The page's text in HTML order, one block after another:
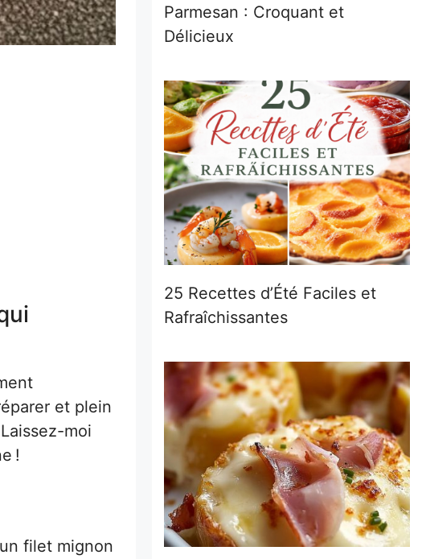
et plein
moi
!
filet mignon
Parmesan : Croquant et
Délicieux
25 Recettes d’Été Faciles et
Rafraîchissantes